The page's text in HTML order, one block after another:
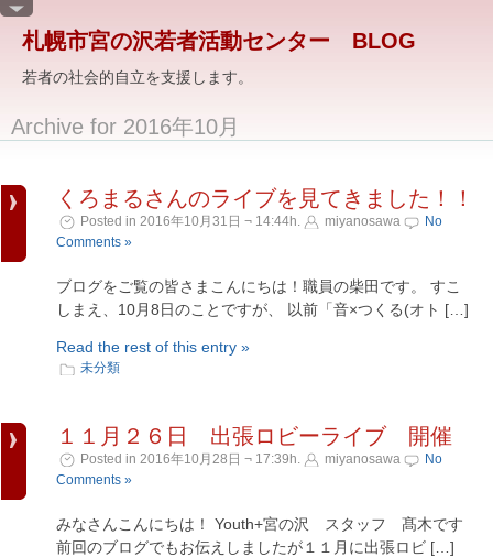
札幌市宮の沢若者活動センター BLOG
若者の社会的自立を支援します。
Archive for 2016年10月
くろまるさんのライブを見てきました！！
Posted in 2016年10月31日 ¬ 14:44h. miyanosawa
No
Comments »
ブログをご覧の皆さまこんにちは！職員の柴田です。 すこ
しまえ、10月8日のことですが、 以前「音×つくる(オト […]
Read the rest of this entry »
未分類
１１月２６日 出張ロビーライブ 開催
Posted in 2016年10月28日 ¬ 17:39h. miyanosawa
No
Comments »
みなさんこんにちは！ Youth+宮の沢 スタッフ 髙木です
前回のブログでもお伝えしましたが１１月に出張ロビ […]